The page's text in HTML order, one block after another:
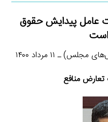
عامل پیدایش حقوق
ـ ۱۱ مرداد ۱۴۰۰
منافع